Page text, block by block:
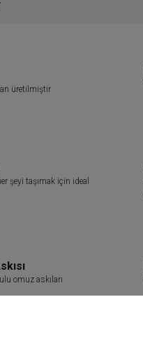
üretilmiştir
şeyi taşımak için ideal
omuz askıları